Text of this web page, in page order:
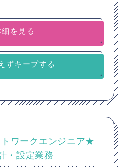
細を見る
ずキープする
トワークエンジニア★
・設定業務